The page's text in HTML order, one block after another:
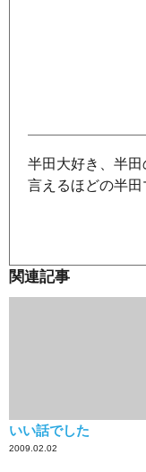
半田大好き、半
言えるほどの半田
関連記事
いい話でした
2009.02.02